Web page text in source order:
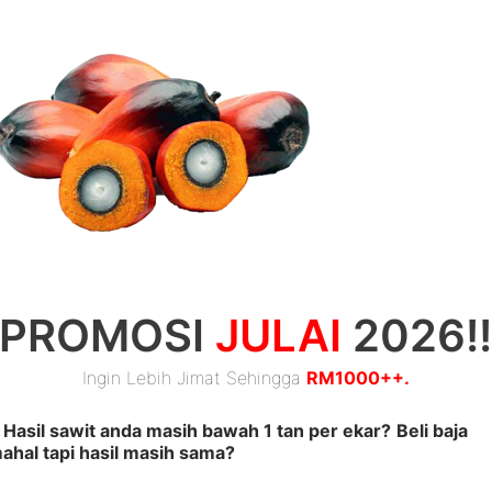
PROMOSI JULAI 2026!!
Ingin Lebih Jimat Sehingga RM1000++.
Hasil sawit anda masih bawah 1 tan per ekar? Beli baja
tapi hasil masih sama?